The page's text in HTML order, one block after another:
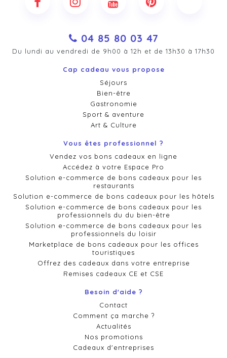
04 85 80 03 47
Du lundi au vendredi de 9h00 à 12h et de 13h30 à 17h30
Cap cadeau vous propose
Séjours
Bien-être
Gastronomie
Sport & aventure
Art & Culture
Vous êtes professionnel ?
Vendez vos bons cadeaux en ligne
Accédez à votre Espace Pro
Solution e-commerce de bons cadeaux pour les
restaurants
Solution e-commerce de bons cadeaux pour les hôtels
Solution e-commerce de bons cadeaux pour les
professionnels du du bien-être
Solution e-commerce de bons cadeaux pour les
professionnels du loisir
Marketplace de bons cadeaux pour les offices
touristiques
Offrez des cadeaux dans votre entreprise
Remises cadeaux CE et CSE
Besoin d'aide ?
Contact
Comment ça marche ?
Actualités
Nos promotions
Cadeaux d'entreprises